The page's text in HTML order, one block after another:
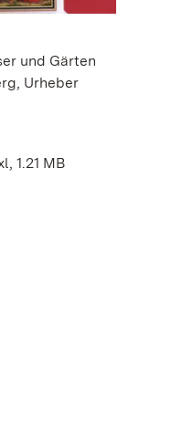
und Gärten
Urheber
1.21 MB